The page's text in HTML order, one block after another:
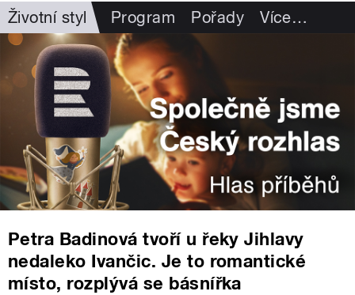
Životní styl Program Pořady Více…
Petra Badinová tvoří u řeky Jihlavy
nedaleko Ivančic. Je to romantické
místo, rozplývá se básnířka